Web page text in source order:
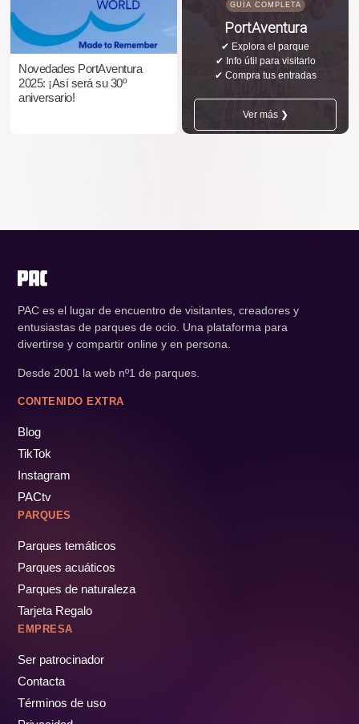
Novedades PortAventura
2025: ¡Así será su 30º
aniversario!
GUÍA COMPLETA
PortAventura
✔ Explora el parque
✔ Info útil para visitarlo
✔ Compra tus entradas
Ver más ❯
PAC es el lugar de encuentro de visitantes, creadores y
entusiastas de parques de ocio. Una plataforma para
divertirse y compartir online y en persona.
Desde 2001 la web nº1 de parques.
CONTENIDO EXTRA
Blog
TikTok
Instagram
PACtv
PARQUES
Parques temáticos
Parques acuáticos
Parques de naturaleza
Tarjeta Regalo
EMPRESA
Ser patrocinador
Contacta
Términos de uso